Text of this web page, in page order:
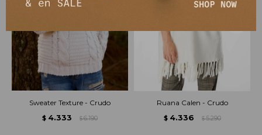
Sweater Texture - Crudo
$ 4.333 $ 6.190
Ruana Calen - Crudo
$ 4.336 $ 5.290